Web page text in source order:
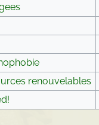
renouvelables